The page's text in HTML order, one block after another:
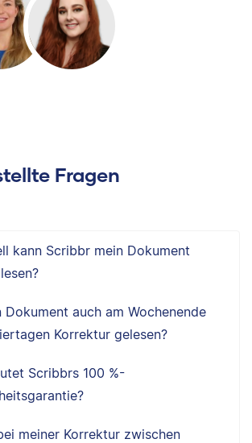
Fragen
kann Scribbr mein Dokument
Dokument auch am Wochenende
Korrektur gelesen?
Scribbrs 100 %-
meiner Korrektur zwischen